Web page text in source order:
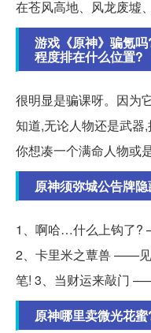
在苍风高地、风龙废墟
游戏《原神》骗氪
程度排在什么位置?
很明显是骗课呀。因为
知道,无论人物还是武器
你想凑一个满命人物或
原神须弥城公告牌
1、啊哈…什么上钩了
2、卡里米之蕈兽 ——
笔! 3、当财运来敲门
原神哪里卖微光花蜜